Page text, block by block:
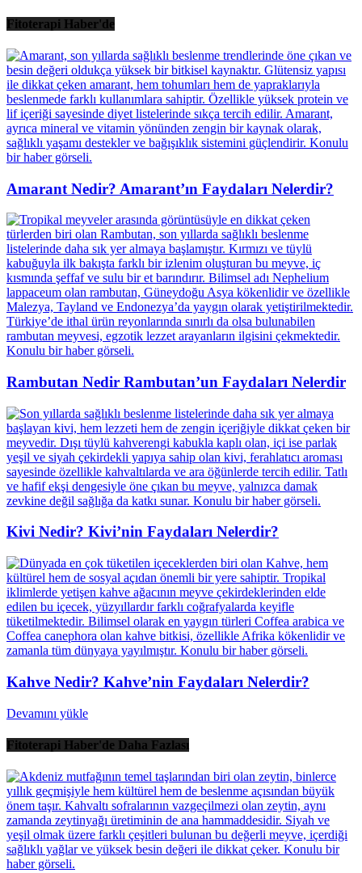
Fitoterapi Haber'de
Amarant Nedir? Amarant’ın Faydaları Nelerdir?
Rambutan Nedir Rambutan’un Faydaları Nelerdir
Kivi Nedir? Kivi’nin Faydaları Nelerdir?
Kahve Nedir? Kahve’nin Faydaları Nelerdir?
Devamını yükle
Fitoterapi Haber'de Daha Fazlası